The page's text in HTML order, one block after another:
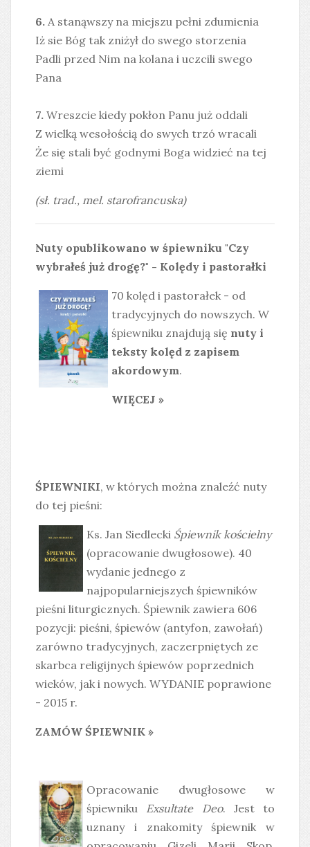
6. A stanąwszy na miejszu pełni zdumienia
Iż sie Bóg tak zniżył do swego storzenia
Padli przed Nim na kolana i uczcili swego
Pana
7. Wreszcie kiedy pokłon Panu już oddali
Z wielką wesołością do swych trzó wracali
Że się stali być godnymi Boga widzieć na tej
ziemi
(sł. trad., mel. starofrancuska)
Nuty opublikowano w śpiewniku "Czy
wybrałeś już drogę?" - Kolędy i pastorałki
70 kolęd i pastorałek - od
tradycyjnych do nowszych. W
śpiewniku znajdują się nuty i
teksty kolęd z zapisem
akordowym.
WIĘCEJ »
ŚPIEWNIKI, w których można znaleźć nuty
do tej pieśni:
Ks. Jan Siedlecki Śpiewnik kościelny
(opracowanie dwugłosowe). 40
wydanie jednego z
najpopularniejszych śpiewników
pieśni liturgicznych. Śpiewnik zawiera 606
pozycji: pieśni, śpiewów (antyfon, zawołań)
zarówno tradycyjnych, zaczerpniętych ze
skarbca religijnych śpiewów poprzednich
wieków, jak i nowych. WYDANIE poprawione
- 2015 r.
ZAMÓW ŚPIEWNIK »
Opracowanie dwugłosowe w
śpiewniku Exsultate Deo. Jest to
uznany i znakomity śpiewnik w